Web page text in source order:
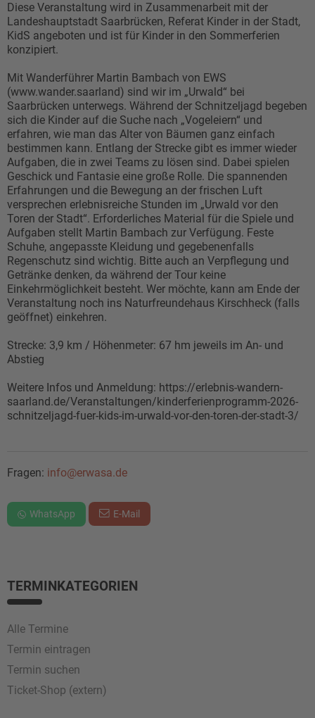
Diese Veranstaltung wird in Zusammenarbeit mit der
Landeshauptstadt Saarbrücken, Referat Kinder in der Stadt,
KidS angeboten und ist für Kinder in den Sommerferien
konzipiert.
Mit Wanderführer Martin Bambach von EWS
(www.wander.saarland) sind wir im „Urwald“ bei
Saarbrücken unterwegs. Während der Schnitzeljagd begeben
sich die Kinder auf die Suche nach „Vogeleiern“ und
erfahren, wie man das Alter von Bäumen ganz einfach
bestimmen kann. Entlang der Strecke gibt es immer wieder
Aufgaben, die in zwei Teams zu lösen sind. Dabei spielen
Geschick und Fantasie eine große Rolle. Die spannenden
Erfahrungen und die Bewegung an der frischen Luft
versprechen erlebnisreiche Stunden im „Urwald vor den
Toren der Stadt“. Erforderliches Material für die Spiele und
Aufgaben stellt Martin Bambach zur Verfügung. Feste
Schuhe, angepasste Kleidung und gegebenenfalls
Regenschutz sind wichtig. Bitte auch an Verpflegung und
Getränke denken, da während der Tour keine
Einkehrmöglichkeit besteht. Wer möchte, kann am Ende der
Veranstaltung noch ins Naturfreundehaus Kirschheck (falls
geöffnet) einkehren.
Strecke: 3,9 km / Höhenmeter: 67 hm jeweils im An- und
Abstieg
Weitere Infos und Anmeldung: https://erlebnis-wandern-
saarland.de/Veranstaltungen/kinderferienprogramm-2026-
schnitzeljagd-fuer-kids-im-urwald-vor-den-toren-der-stadt-3/
Fragen: info@erwasa.de
WhatsApp E-Mail
TERMINKATEGORIEN
Alle Termine
Termin eintragen
Termin suchen
Ticket-Shop (extern)